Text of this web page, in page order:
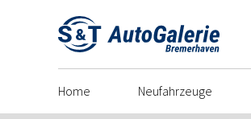
Home Neufahrzeuge